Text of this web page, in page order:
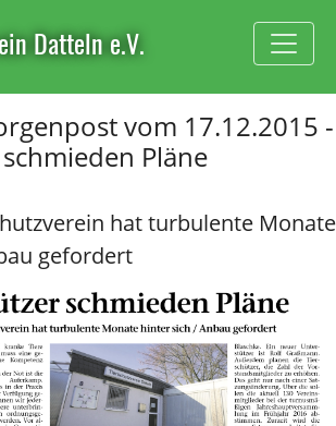
Datteln e.V.
vom 17.12.2015 -
Pläne
hat turbulente Monate
gefordert